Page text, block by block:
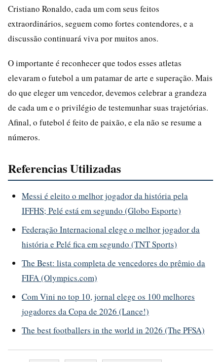
Cristiano Ronaldo, cada um com seus feitos
extraordinários, seguem como fortes contendores, e a
discussão continuará viva por muitos anos.
O importante é reconhecer que todos esses atletas
elevaram o futebol a um patamar de arte e superação. Mais
do que eleger um vencedor, devemos celebrar a grandeza
de cada um e o privilégio de testemunhar suas trajetórias.
Afinal, o futebol é feito de paixão, e ela não se resume a
números.
Referencias Utilizadas
Messi é eleito o melhor jogador da história pela
IFFHS; Pelé está em segundo (Globo Esporte)
Federação Internacional elege o melhor jogador da
história e Pelé fica em segundo (TNT Sports)
The Best: lista completa de vencedores do prêmio da
FIFA (Olympics.com)
Com Vini no top 10, jornal elege os 100 melhores
jogadores da Copa de 2026 (Lance!)
The best footballers in the world in 2026 (The PFSA)